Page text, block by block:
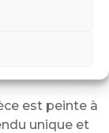
dans
est peinte à
unique et